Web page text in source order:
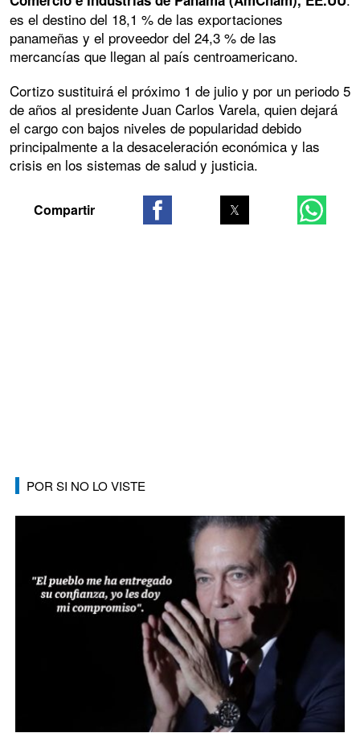
es el destino del 18,1 % de las exportaciones
panameñas y el proveedor del 24,3 % de las
mercancías que llegan al país centroamericano.
Cortizo sustituirá el próximo 1 de julio y por un periodo 5
de años al presidente Juan Carlos Varela, quien dejará
el cargo con bajos niveles de popularidad debido
principalmente a la desaceleración económica y las
crisis en los sistemas de salud y justicia.
POR SI NO LO VISTE